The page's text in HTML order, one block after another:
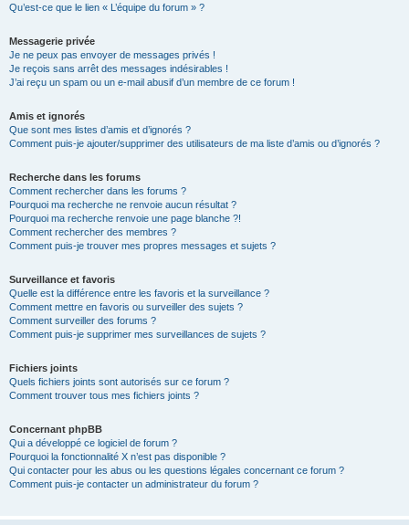
Qu’est-ce que le lien « L’équipe du forum » ?
Messagerie privée
Je ne peux pas envoyer de messages privés !
Je reçois sans arrêt des messages indésirables !
J’ai reçu un spam ou un e-mail abusif d’un membre de ce forum !
Amis et ignorés
Que sont mes listes d’amis et d’ignorés ?
Comment puis-je ajouter/supprimer des utilisateurs de ma liste d’amis ou d’ignorés ?
Recherche dans les forums
Comment rechercher dans les forums ?
Pourquoi ma recherche ne renvoie aucun résultat ?
Pourquoi ma recherche renvoie une page blanche ?!
Comment rechercher des membres ?
Comment puis-je trouver mes propres messages et sujets ?
Surveillance et favoris
Quelle est la différence entre les favoris et la surveillance ?
Comment mettre en favoris ou surveiller des sujets ?
Comment surveiller des forums ?
Comment puis-je supprimer mes surveillances de sujets ?
Fichiers joints
Quels fichiers joints sont autorisés sur ce forum ?
Comment trouver tous mes fichiers joints ?
Concernant phpBB
Qui a développé ce logiciel de forum ?
Pourquoi la fonctionnalité X n’est pas disponible ?
Qui contacter pour les abus ou les questions légales concernant ce forum ?
Comment puis-je contacter un administrateur du forum ?